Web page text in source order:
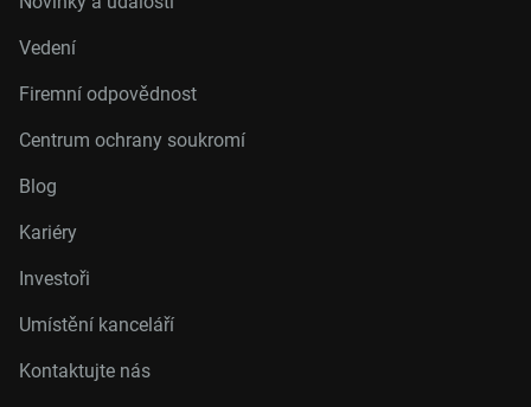
Vedení
Firemní odpovědnost
Centrum ochrany soukromí
Blog
Kariéry
Investoři
Umístění kanceláří
Kontaktujte nás